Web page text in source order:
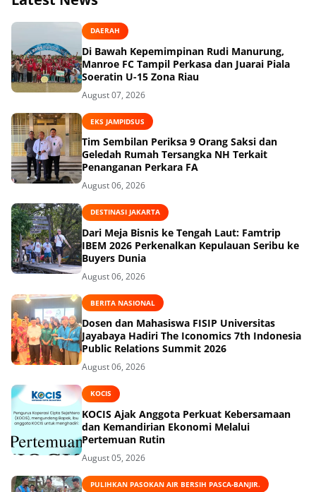
DAERAH
Di Bawah Kepemimpinan Rudi Manurung,
Manroe FC Tampil Perkasa dan Juarai Piala
Soeratin U-15 Zona Riau
August 07, 2026
EKS JAMPIDSUS
Tim Sembilan Periksa 9 Orang Saksi dan
Geledah Rumah Tersangka NH Terkait
Penanganan Perkara FA
August 06, 2026
DESTINASI JAKARTA
Dari Meja Bisnis ke Tengah Laut: Famtrip
IBEM 2026 Perkenalkan Kepulauan Seribu ke
Buyers Dunia
August 06, 2026
BERITA NASIONAL
Dosen dan Mahasiswa FISIP Universitas
Jayabaya Hadiri The Iconomics 7th Indonesia
Public Relations Summit 2026
August 06, 2026
KOCIS
KOCIS Ajak Anggota Perkuat Kebersamaan
dan Kemandirian Ekonomi Melalui
Pertemuan Rutin
August 05, 2026
PULIHKAN PASOKAN AIR BERSIH PASCA-BANJIR.